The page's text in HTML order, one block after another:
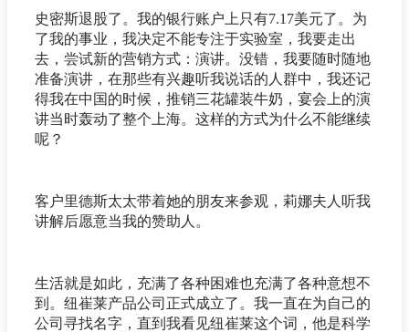
史密斯退股了。我的银行账户上只有7.17美元了。为
了我的事业，我决定不能专注于实验室，我要走出
去，尝试新的营销方式：演讲。没错，我要随时随地
准备演讲，在那些有兴趣听我说话的人群中，我还记
得我在中国的时候，推销三花罐装牛奶，宴会上的演
讲当时轰动了整个上海。这样的方式为什么不能继续
呢？
客户里德斯太太带着她的朋友来参观，莉娜夫人听我
讲解后愿意当我的赞助人。
生活就是如此，充满了各种困难也充满了各种意想不
到。纽崔莱产品公司正式成立了。我一直在为自己的
公司寻找名字，直到我看见纽崔莱这个词，他是科学